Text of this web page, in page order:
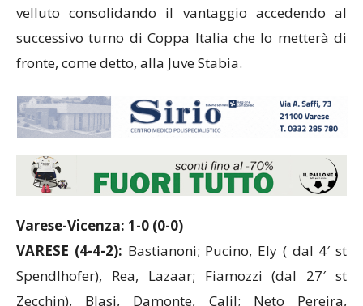
velluto consolidando il vantaggio accedendo al
successivo turno di Coppa Italia che lo metterà di
fronte, come detto, alla Juve Stabia.
Varese-Vicenza: 1-0 (0-0)
VARESE (4-4-2):Bastianoni; Pucino, Ely ( dal 4′ st